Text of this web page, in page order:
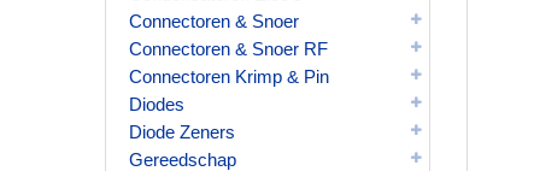
Connectoren & Snoer
Connectoren & Snoer RF
Connectoren Krimp & Pin
Diodes
Diode Zeners
Gereedschap